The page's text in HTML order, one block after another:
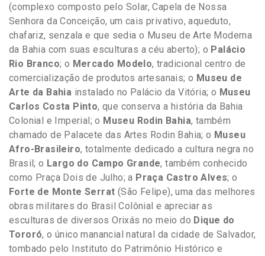
(complexo composto pelo Solar, Capela de Nossa
Senhora da Conceição, um cais privativo, aqueduto,
chafariz, senzala e que sedia o Museu de Arte Moderna
da Bahia com suas esculturas a céu aberto); o Palácio
Rio Branco; o Mercado Modelo, tradicional centro de
comercialização de produtos artesanais; o Museu de
Arte da Bahia instalado no Palácio da Vitória; o Museu
Carlos Costa Pinto, que conserva a história da Bahia
Colonial e Imperial; o Museu Rodin Bahia, também
chamado de Palacete das Artes Rodin Bahia; o Museu
Afro-Brasileiro, totalmente dedicado a cultura negra no
Brasil; o Largo do Campo Grande, também conhecido
como Praça Dois de Julho; a Praça Castro Alves; o
Forte de Monte Serrat (São Felipe), uma das melhores
obras militares do Brasil Colônial e apreciar as
esculturas de diversos Orixás no meio do Dique do
Tororó, o único manancial natural da cidade de Salvador,
tombado pelo Instituto do Patrimônio Histórico e